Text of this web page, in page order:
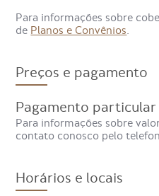
cálcio?
corpo, tanto acima
(hipocalcemia) do número
problemas cardíacos, renais,
cânceres que envolvam os
exemplo.
indicam a
Para informações sobre
de Planos e Convênios
Preços e pagamento
Pagamento particular
Para informações sobre
contato conosco pelo
Horários e locais